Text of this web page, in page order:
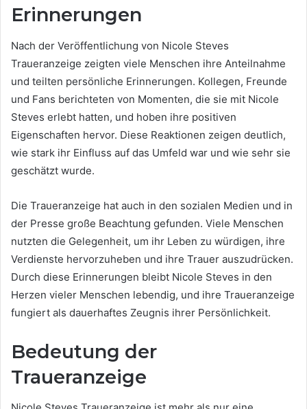
Erinnerungen
Nach der Veröffentlichung von Nicole Steves
Traueranzeige zeigten viele Menschen ihre Anteilnahme
und teilten persönliche Erinnerungen. Kollegen, Freunde
und Fans berichteten von Momenten, die sie mit Nicole
Steves erlebt hatten, und hoben ihre positiven
Eigenschaften hervor. Diese Reaktionen zeigen deutlich,
wie stark ihr Einfluss auf das Umfeld war und wie sehr sie
geschätzt wurde.
Die Traueranzeige hat auch in den sozialen Medien und in
der Presse große Beachtung gefunden. Viele Menschen
nutzten die Gelegenheit, um ihr Leben zu würdigen, ihre
Verdienste hervorzuheben und ihre Trauer auszudrücken.
Durch diese Erinnerungen bleibt Nicole Steves in den
Herzen vieler Menschen lebendig, und ihre Traueranzeige
fungiert als dauerhaftes Zeugnis ihrer Persönlichkeit.
Bedeutung der
Traueranzeige